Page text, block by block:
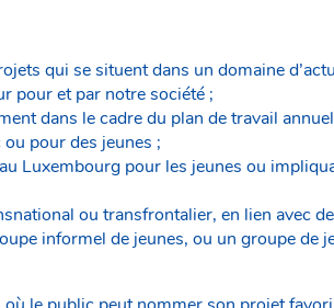
qui se situent dans un domaine
pour et par notre société ;
dans le cadre du plan de travail
pour des jeunes ;
Luxembourg pour les jeunes ou
ou transfrontalier, en lien avec
informel de jeunes, ou un groupe de